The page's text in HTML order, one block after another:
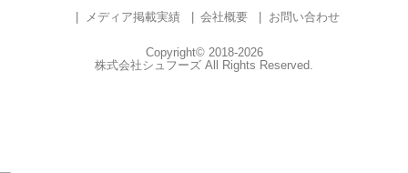
メディア掲載実績
会社概要 お問い合わせ
Copyright© 2018-2026
株式会社シュフーズ All Rights Reserved.